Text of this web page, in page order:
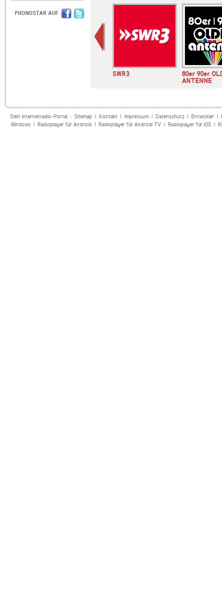
PHONOSTAR AUF
SWR3
80er 90er
ANTENNE
Dein Internetradio-Portal : Sitemap| Kontakt| Impressum| Datenschutz| Entwickler|
Windows| Radioplayer für Android| Radioplayer für Android TV| Radioplayer für iOS|